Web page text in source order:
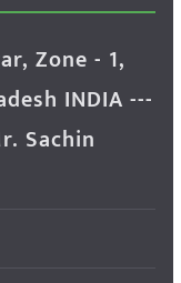
Zone - 1,
INDIA ---
Sachin